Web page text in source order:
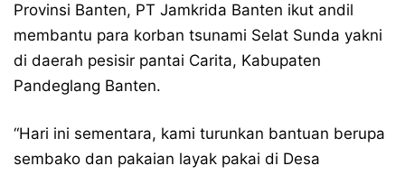
Provinsi Banten, PT Jamkrida Banten ikut andil
membantu para korban tsunami Selat Sunda yakni
di daerah pesisir pantai Carita, Kabupaten
Pandeglang Banten.
“Hari ini sementara, kami turunkan bantuan berupa
sembako dan pakaian layak pakai di Desa